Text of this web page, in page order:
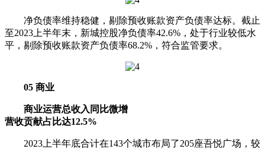
净负债率维持稳健，剔除预收账款资产负债率达标。截止
至2023上半年末，新城控股净负债率42.6%，处于行业较低水
平，剔除预收账款资产负债率68.2%，符合监管要求。
05 商业
商业运营总收入同比微增
营收贡献占比达12.5%
2023上半年底合计在143个城市布局了205座吾悦广场，较